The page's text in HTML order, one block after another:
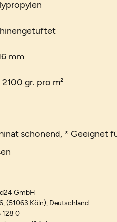
mm
gr. pro m²
schonend, * Geeignet
GmbH
(51063 Köln), Deutschland
128 0